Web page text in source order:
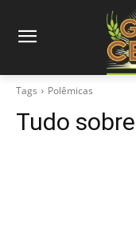
Tags Polêmicas
Tudo